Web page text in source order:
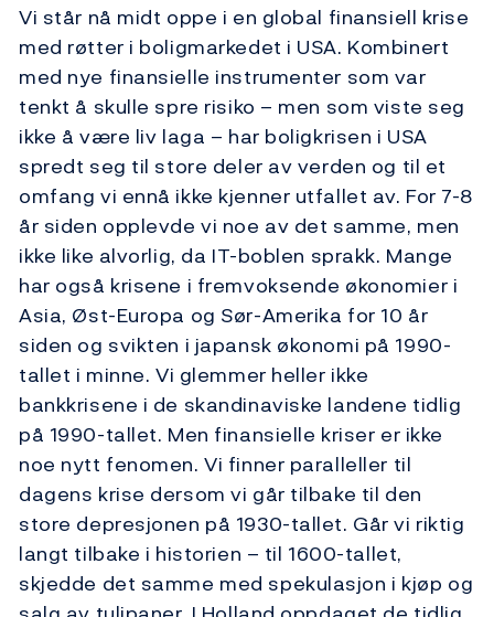
Vi står nå midt oppe i en global finansiell krise
med røtter i boligmarkedet i USA. Kombinert
med nye finansielle instrumenter som var
tenkt å skulle spre risiko – men som viste seg
ikke å være liv laga – har boligkrisen i USA
spredt seg til store deler av verden og til et
omfang vi ennå ikke kjenner utfallet av. For 7-8
år siden opplevde vi noe av det samme, men
ikke like alvorlig, da IT-boblen sprakk. Mange
har også krisene i fremvoksende økonomier i
Asia, Øst-Europa og Sør-Amerika for 10 år
siden og svikten i japansk økonomi på 1990-
tallet i minne. Vi glemmer heller ikke
bankkrisene i de skandinaviske landene tidlig
på 1990-tallet. Men finansielle kriser er ikke
noe nytt fenomen. Vi finner paralleller til
dagens krise dersom vi går tilbake til den
store depresjonen på 1930-tallet. Går vi riktig
langt tilbake i historien – til 1600-tallet,
skjedde det samme med spekulasjon i kjøp og